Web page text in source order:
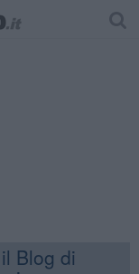
Blog di